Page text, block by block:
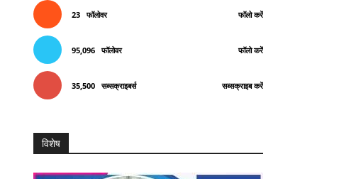
23 फॉलोवर फॉलो करें
95,096 फॉलोवर फॉलो करें
35,500 सब्सक्राइबर्स सब्सक्राइब करें
विशेष